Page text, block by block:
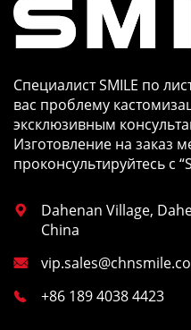
Специалист SMILE по
вас проблему
эксклюзивным
Изготовление на заказ
проконсультируйтесь с

Dahenan Village,
China

 +86 189 4038 4423